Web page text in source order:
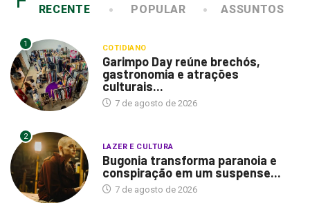
RECENTE POPULAR ASSUNTOS
1 COTIDIANO
Garimpo Day reúne brechós,
gastronomia e atrações
culturais...
7 de agosto de 2026
2
LAZER E CULTURA
Bugonia transforma paranoia e
conspiração em um suspense...
7 de agosto de 2026